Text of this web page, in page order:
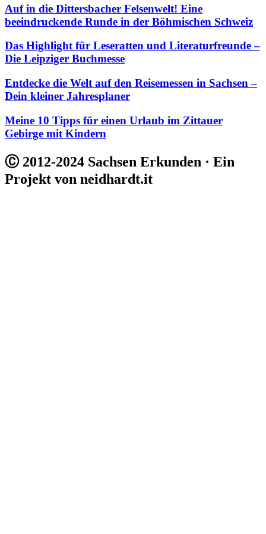
Auf in die Dittersbacher Felsenwelt! Eine
beeindruckende Runde in der Böhmischen Schweiz
Das Highlight für Leseratten und Literaturfreunde –
Die Leipziger Buchmesse
Entdecke die Welt auf den Reisemessen in Sachsen –
Dein kleiner Jahresplaner
Meine 10 Tipps für einen Urlaub im Zittauer
Gebirge mit Kindern
Ⓒ 2012-2024 Sachsen Erkunden · Ein
Projekt von neidhardt.it